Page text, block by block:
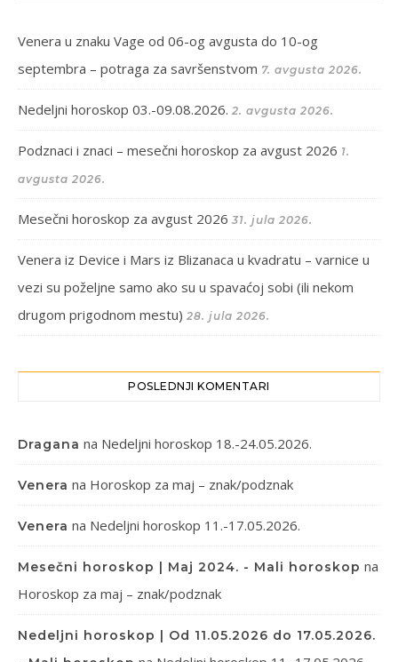
Venera u znaku Vage od 06-og avgusta do 10-og
septembra – potraga za savršenstvom 7. avgusta 2026.
Nedeljni horoskop 03.-09.08.2026. 2. avgusta 2026.
Podznaci i znaci – mesečni horoskop za avgust 2026 1.
avgusta 2026.
Mesečni horoskop za avgust 2026 31. jula 2026.
Venera iz Device i Mars iz Blizanaca u kvadratu – varnice u
vezi su poželjne samo ako su u spavaćoj sobi (ili nekom
drugom prigodnom mestu) 28. jula 2026.
POSLEDNJI KOMENTARI
Dragana na Nedeljni horoskop 18.-24.05.2026.
Venera na Horoskop za maj – znak/podznak
Venera na Nedeljni horoskop 11.-17.05.2026.
Mesečni horoskop | Maj 2024. - Mali horoskop na
Horoskop za maj – znak/podznak
Nedeljni horoskop | Od 11.05.2026 do 17.05.2026.